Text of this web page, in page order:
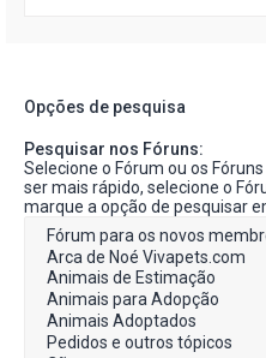
Opções de pesquisa
Pesquisar nos Fóruns:
Selecione o Fórum ou os
ser mais rápido, selecione o
marque a opção de pesquisar